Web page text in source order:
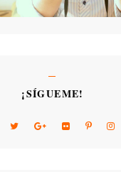
¡SÍGUEME!